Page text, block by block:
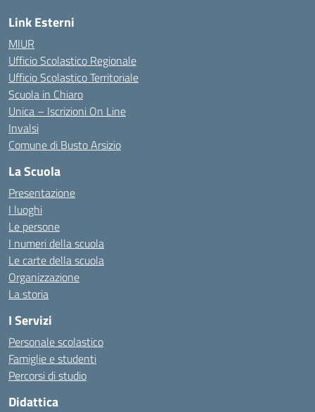
Link Esterni
MIUR
Ufficio Scolastico Regionale
Ufficio Scolastico Territoriale
Scuola in Chiaro
Unica – Iscrizioni On Line
Invalsi
Comune di Busto Arsizio
La Scuola
Presentazione
I luoghi
Le persone
I numeri della scuola
Le carte della scuola
Organizzazione
La storia
I Servizi
Personale scolastico
Famiglie e studenti
Percorsi di studio
Didattica